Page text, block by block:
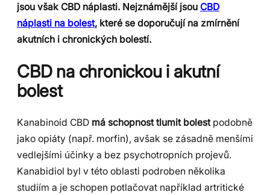
jsou však CBD náplasti. Nejznámější jsou CBD
náplasti na bolest, které se doporučují na zmírnění
akutních i chronických bolestí.
CBD na chronickou i akutní
bolest
Kanabinoid CBD má schopnost tlumit bolest podobně
jako opiáty (např. morfin), avšak se zásadně menšími
vedlejšími účinky a bez psychotropních projevů.
Kanabidiol byl v této oblasti podroben několika
studiím a je schopen potlačovat například artritické